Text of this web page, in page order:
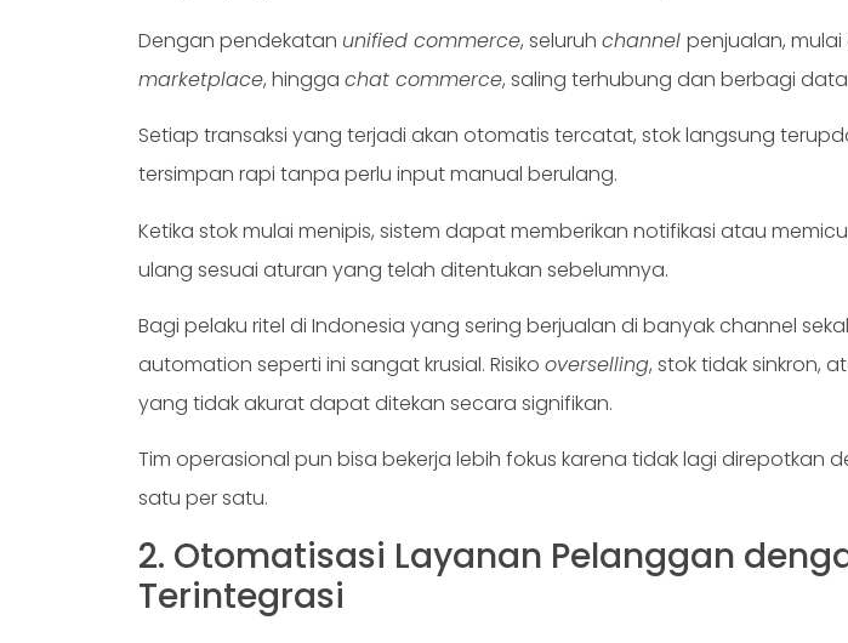
Dengan pendekatan unified commerce, seluruhchannelpenjualan, mulai
marketplace, hinggachat commerce, saling terhubung dan berbagi
Setiap transaksi yang terjadi akan otomatis tercatat, stok langsung
tersimpan rapi tanpa perlu input manual berulang.
Ketika stok mulai menipis, sistem dapat memberikan notifikasi atau
ulang sesuai aturan yang telah ditentukan sebelumnya.
Bagi pelaku ritel di Indonesia yang sering berjualan di banyak channel
automation seperti ini sangat krusial. Risikooverselling, stok tidak sinkron,
yang tidak akurat dapat ditekan secara signifikan.
Tim operasional pun bisa bekerja lebih fokus karena tidak lagi direpotkan
satu per satu.
2. Otomatisasi Layanan Pelanggan
Terintegrasi